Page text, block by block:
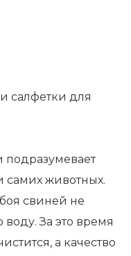
салфетки для
самих животных.
свиней не
воду. За это время
а качество